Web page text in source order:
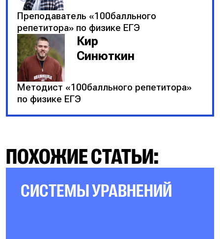
Преподаватель «100балльного
репетитора» по физике ЕГЭ
Кир
Синюткин
Методист «100балльного репетитора»
по физике ЕГЭ
ПОХОЖИЕ СТАТЬИ:
СИСТЕМЫ УРАВНЕНИЙ